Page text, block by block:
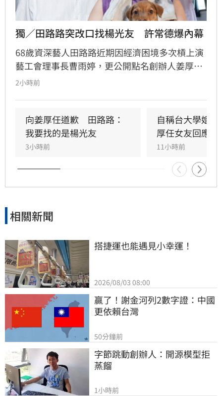
獨／田路路突改口找楊光友　許常德爆內幕
68歲資深藝人田路路近期因經濟困境多次槓上演
藝工會理事長曹雨婷，更公開點名創辦人姜厚任
出面，事後卻發文坦言搞錯對象，真正想找的是
德出面緩頰，建議田路路應先安頓好生活，並提
議透過口述歷史記錄資深藝人的故事。許常德同
時批評現任理事長曹雨婷不應神隱，呼籲工會應
展現具體作為照顧資深藝人，而非僅提供勞健保
功能。整起事件引發關注，田路路則強調目前先
處理身體狀況，後續發展仍待觀察。
2小時前
向姜厚任道歉　田路路：
我要找的是楊光友
3小時前
自稱台大學姐
厚任女友回應了
11小時前
相關新聞
搭捷運也能遇見小幸運！
2026/08/03 08:00
贏了！謝金河列2數字證：中國
更依賴台灣
50分鐘前
字節跳動創辦人：開源模型拒
蒸餾
1小時前